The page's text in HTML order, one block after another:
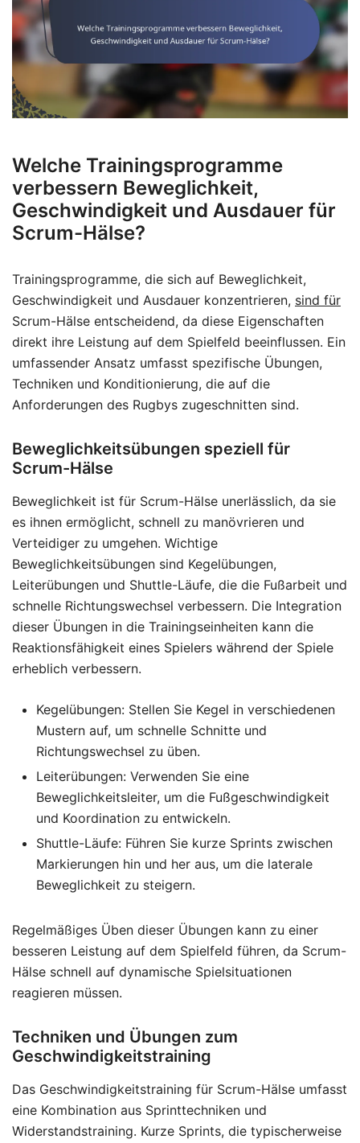
Welche Trainingsprogramme
verbessern Beweglichkeit,
Geschwindigkeit und Ausdauer für
Scrum-Hälse?
Trainingsprogramme, die sich auf Beweglichkeit,
Geschwindigkeit und Ausdauer konzentrieren, sind für
Scrum-Hälse entscheidend, da diese Eigenschaften
direkt ihre Leistung auf dem Spielfeld beeinflussen. Ein
umfassender Ansatz umfasst spezifische Übungen,
Techniken und Konditionierung, die auf die
Anforderungen des Rugbys zugeschnitten sind.
Beweglichkeitsübungen speziell für
Scrum-Hälse
Beweglichkeit ist für Scrum-Hälse unerlässlich, da sie
es ihnen ermöglicht, schnell zu manövrieren und
Verteidiger zu umgehen. Wichtige
Beweglichkeitsübungen sind Kegelübungen,
Leiterübungen und Shuttle-Läufe, die die Fußarbeit und
schnelle Richtungswechsel verbessern. Die Integration
dieser Übungen in die Trainingseinheiten kann die
Reaktionsfähigkeit eines Spielers während der Spiele
erheblich verbessern.
Kegelübungen: Stellen Sie Kegel in verschiedenen
Mustern auf, um schnelle Schnitte und
Richtungswechsel zu üben.
Leiterübungen: Verwenden Sie eine
Beweglichkeitsleiter, um die Fußgeschwindigkeit
und Koordination zu entwickeln.
Shuttle-Läufe: Führen Sie kurze Sprints zwischen
Markierungen hin und her aus, um die laterale
Beweglichkeit zu steigern.
Regelmäßiges Üben dieser Übungen kann zu einer
besseren Leistung auf dem Spielfeld führen, da Scrum-
Hälse schnell auf dynamische Spielsituationen
reagieren müssen.
Techniken und Übungen zum
Geschwindigkeitstraining
Das Geschwindigkeitstraining für Scrum-Hälse umfasst
eine Kombination aus Sprinttechniken und
Widerstandstraining. Kurze Sprints, die typischerweise